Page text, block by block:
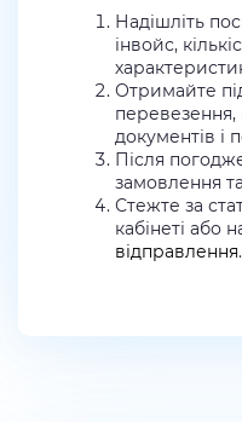
Надішліть
інвойс,
Отримайте
перевезення,
документів і
Після
замовлення
Стежте за
кабінеті або
відправлення.